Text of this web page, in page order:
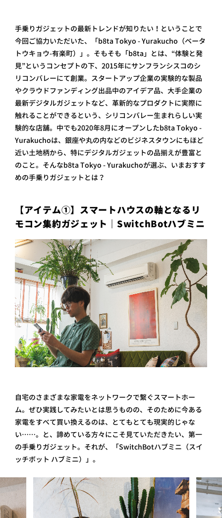
手乗りガジェットの最新トレンドが知りたい！ということで
今回ご協力いただいた、「b8ta Tokyo - Yurakucho（ベータ
トウキョウ-有楽町）」。そもそも「b8ta」とは、“体験と発
見”というコンセプトの下、2015年にサンフランシスコのシ
リコンバレーにて創業。スタートアップ企業の実験的な製品
やクラウドファンディング出品中のアイデア品、大手企業の
最新デジタルガジェットなど、革新的なプロダクトに実際に
触れることができるという、シリコンバレー生まれらしい実
験的な店舗。中でも2020年8月にオープンしたb8ta Tokyo -
Yurakuchoは、銀座や丸の内などのビジネスタウンにもほど
近い土地柄から、特にデジタルガジェットの品揃えが豊富と
のこと。そんなb8ta Tokyo - Yurakucho が選ぶ、いまおすす
めの手乗りガジェットとは？
【アイテム①】スマートハウスの軸となるリ
モコン集約ガジェット｜SwitchBotハブミニ
自宅のさまざまな家電をネットワークで繋ぐスマートホー
ム。ぜひ実践してみたいとは思うものの、そのために今ある
家電をすべて買い換えるのは、とてもとても現実的じゃな
い……。と、諦めている方々にこそ見ていただきたい、第一
の手乗りガジェット。それが、「SwitchBotハブミニ（スイ
ッチボット ハブミニ）」。